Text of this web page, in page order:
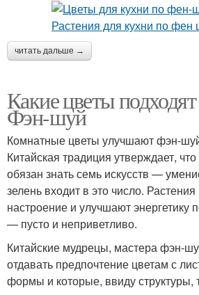
читать дальше →
Какие цветы
Фэн-шуй
Комнатные цветы улучшают фэн-
Китайская традиция утверждает,
обязан знать семь искусств —
зелень входит в это число.
настроение и улучшают
— пусто и неприветливо.
Китайские мудрецы, мастера фэн-
отдавать предпочтение цветам с
формы и которые, ввиду структуры,